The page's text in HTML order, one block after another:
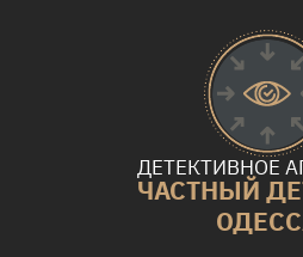
ДЕТЕКТИВНОЕ
ЧАСТНЫЙ